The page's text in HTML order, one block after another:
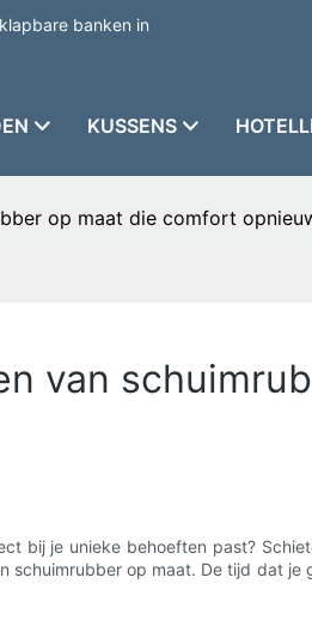
banken in
KUSSENS
op maat die comfort
van
bij je unieke behoeften past?
schuimrubber op maat. De tijd dat